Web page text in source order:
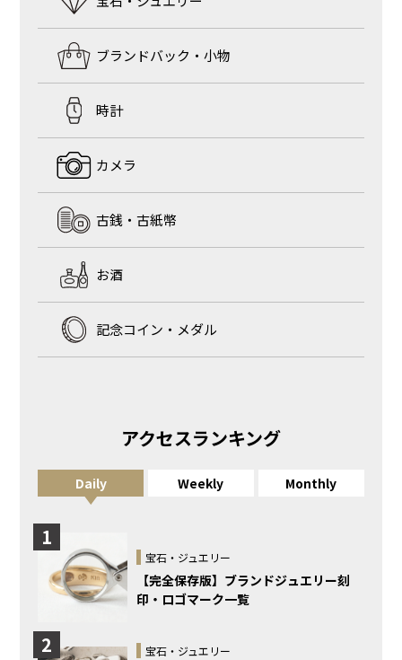
ブランドバック・小物
時計
カメラ
古銭・古紙幣
お酒
記念コイン・メダル
アクセスランキング
Daily
1
宝石・ジュエリー
【完全保存版】ブランドジュエリー刻
印・ロゴマーク一覧
2 宝石・ジュエリー
Weekly Monthly